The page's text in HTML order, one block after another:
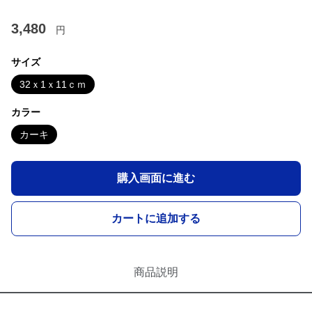
3,480 円
サイズ
32ｘ1ｘ11ｃｍ
カラー
カーキ
購入画面に進む
カートに追加する
商品説明